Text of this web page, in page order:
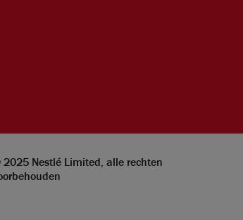
Nestlé Limited, alle rechten